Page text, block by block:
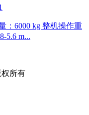
：6000 kg 整机操作重
5.6 m...
权所有